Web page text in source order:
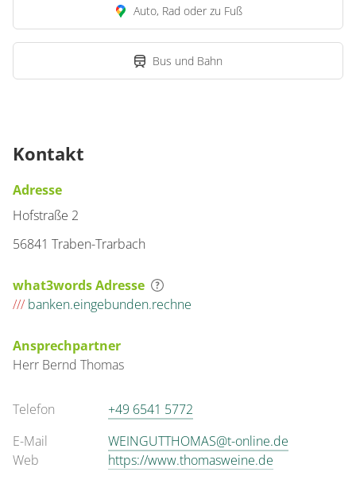
Auto, Rad oder zu Fuß
Bus und Bahn
Kontakt
Adresse
Hofstraße 2
56841 Traben-Trarbach
what3words Adresse
/// banken.eingebunden.rechne
Ansprechpartner
Herr Bernd Thomas
Telefon
+49 6541 5772
E-Mail
WEINGUTTHOMAS@t-online.de
Web
https://www.thomasweine.de